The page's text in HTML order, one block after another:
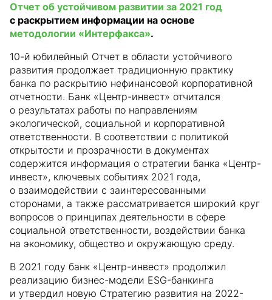
Отчет об устойчивом развитии за 2021 год
с раскрытием информации на основе
методологии «Интерфакса».
10-й юбилейный Отчет в области устойчивого
развития продолжает традиционную практику
банка по раскрытию нефинансовой корпоративной
отчетности. Банк «Центр-инвест» отчитался
о результатах работы по направлениям
экологической, социальной и корпоративной
ответственности. В соответствии с политикой
открытости и прозрачности в документах
содержится информация о стратегии банка «Центр-
инвест», ключевых событиях 2021 года,
о взаимодействии с заинтересованными
сторонами, а также рассматривается широкий круг
вопросов о принципах деятельности в сфере
социальной ответственности, воздействии банка
на экономику, общество и окружающую среду.
В 2021 году банк «Центр-инвест» продолжил
реализацию бизнес-модели ESG-банкинга
и утвердил новую Стратегию развития на 2022-